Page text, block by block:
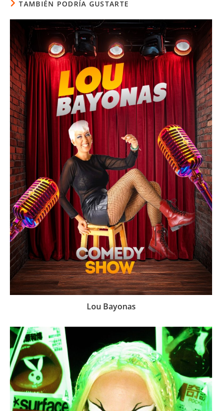
TAMBIÉN PODRÍA GUSTARTE
Lou Bayonas